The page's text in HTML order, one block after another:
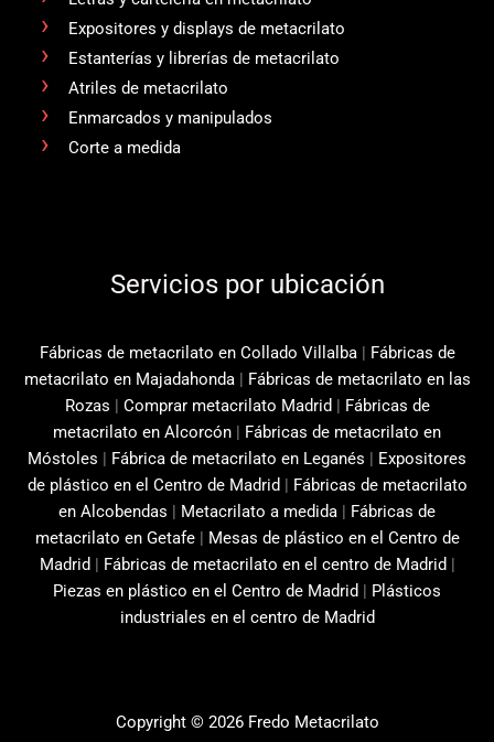
Expositores y displays de metacrilato
Estanterías y librerías de metacrilato
Atriles de metacrilato
Enmarcados y manipulados
Corte a medida
Servicios por ubicación
Fábricas de metacrilato en Collado Villalba| Fábricas de
metacrilato en Majadahonda| Fábricas de metacrilato en las
Rozas | Comprar metacrilato Madrid | Fábricas de
metacrilato en Alcorcón | Fábricas de metacrilato en
Móstoles | Fábrica de metacrilato en Leganés | Expositores
de plástico en el Centro de Madrid | Fábricas de metacrilato
en Alcobendas | Metacrilato a medida | Fábricas de
metacrilato en Getafe| Mesas de plástico en el Centro de
Madrid | Fábricas de metacrilato en el centro de Madrid |
Piezas en plástico en el Centro de Madrid | Plásticos
industriales en el centro de Madrid
Copyright © 2026 Fredo Metacrilato